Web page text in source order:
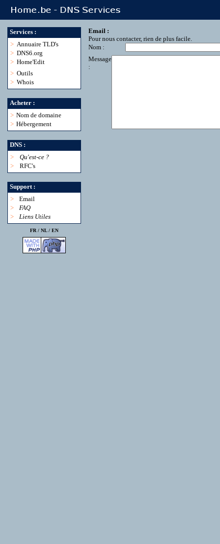
Services :
> Annuaire TLD's
> DNS6.org
> Home'Edit
> Outils
> Whois
Acheter :
> Nom de domaine
> Hébergement
DNS :
>
Qu'est-ce ?
>
RFC's
Support :
>
Email
>
FAQ
>
Liens Utiles
FR / NL/ EN
Email :
Pour nous contacter, rien de plus facile.
Nom :
Message
: